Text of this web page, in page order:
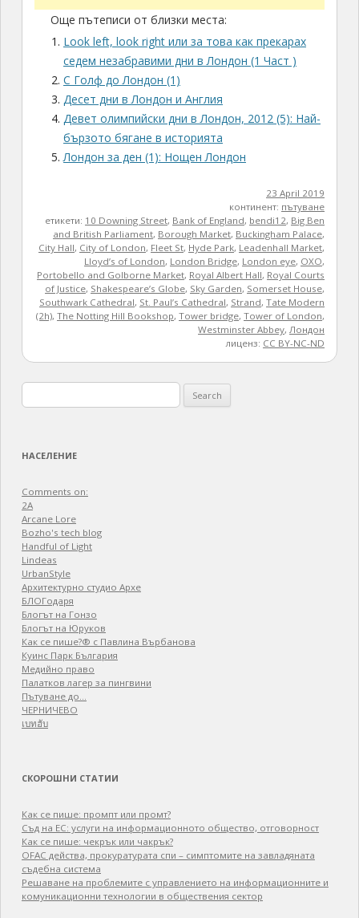
Още пътеписи от близки места:
Look left, look right или за това как прекарах
седем незабравими дни в Лондон (1 Част )
С Голф до Лондон (1)
Десет дни в Лондон и Англия
Девет олимпийски дни в Лондон, 2012 (5): Най-
бързото бягане в историята
Лондон за ден (1): Нощен Лондон
23 April 2019
континент: пътуване
етикети: 10 Downing Street, Bank of England, bendi12, Big Ben
and British Parliament, Borough Market, Buckingham Palace,
City Hall, City of London, Fleet St, Hyde Park, Leadenhall Market,
Lloyd’s of London, London Bridge, London eye, OXO,
Portobello and Golborne Market, Royal Albert Hall, Royal Courts
of Justice, Shakespeare’s Globe, Sky Garden, Somerset House,
Southwark Cathedral, St. Paul’s Cathedral, Strand,Tate Modern
(2h),The Notting Hill Bookshop,Tower bridge,Tower of London,
Westminster Abbey,Лондон
лиценз: CC BY-NC-ND
for:
НАСЕЛЕНИЕ
Comments on:
2A
Arcane Lore
Bozho's tech blog
Handful of Light
Lindeas
UrbanStyle
Архитектурно студио Архе
БЛОГодаря
Блогът на Гонзо
Блогът на Юруков
Как се пише?® с Павлина Върбанова
Куинс Парк България
Медийно право
Палатков лагер зa пингвини
Пътуване до…
ЧЕРНИЧЕВО
เบทฮับ
СКОРОШНИ СТАТИИ
Как се пише: промпт или промт?
Съд на ЕС: услуги на информационното общество, отговорност
Как се пише: чекрък или чакрък?
OFAC действа, прокуратурата спи – симптомите на завладяната
съдебна система
Решаване на проблемите с управлението на информационните и
комуникационни технологии в обществения сектор